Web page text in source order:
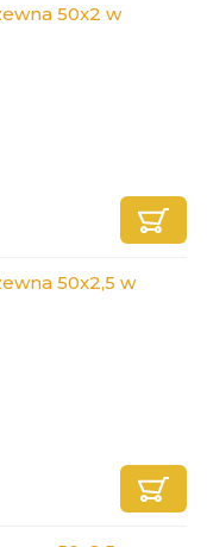
50x2 w
50x2,5 w